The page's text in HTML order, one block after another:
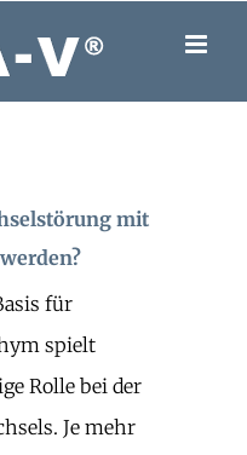
mit
für
spielt
Rolle bei der
Je mehr